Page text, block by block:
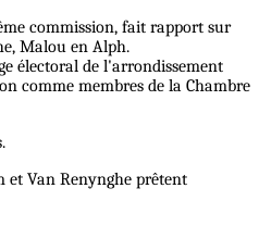
commission, fait rapport sur
Malou en Alph.
électoral de l'arrondissement
comme membres de la Chambre
et Van Renynghe prêtent